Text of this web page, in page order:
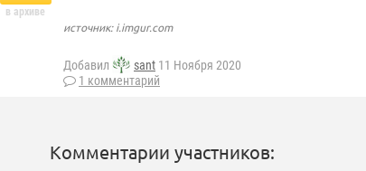
в архиве
источник: i.imgur.com
Добавил sant 11 Ноября 2020
1 комментарий
Комментарии участников: